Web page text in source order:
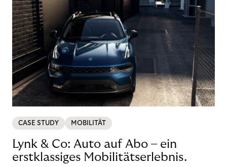
CASE STUDY MOBILITÄT
Lynk & Co: Auto auf Abo – ein
erstklassiges Mobilitätserlebnis.